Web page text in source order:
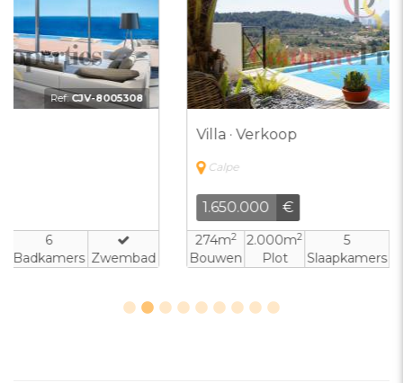
Ref:DGO-3706171
274m
Bouwen
2.000m
Plot
Slaapkamers
4
Badkamers
Zwembad